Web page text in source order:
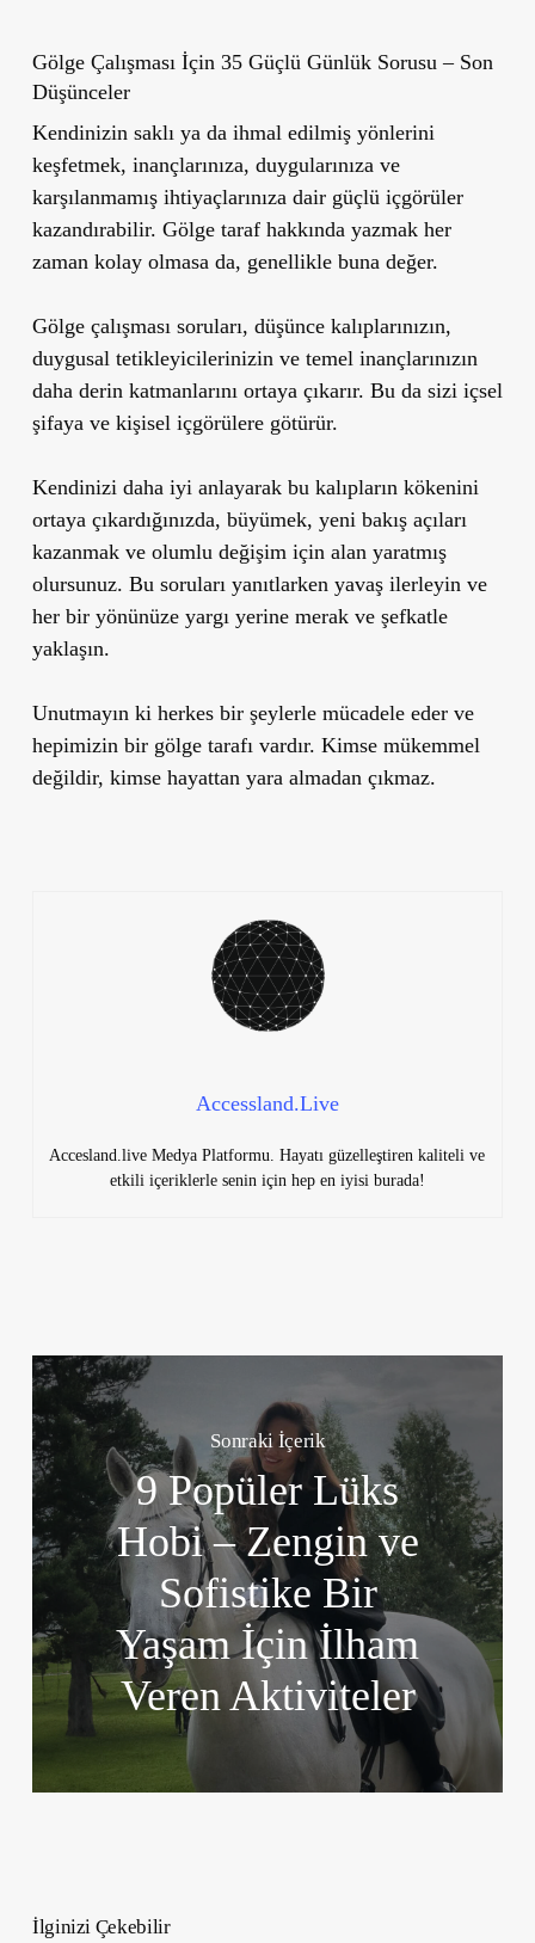
Gölge Çalışması İçin 35 Güçlü Günlük Sorusu – Son
Düşünceler
Kendinizin saklı ya da ihmal edilmiş yönlerini
keşfetmek, inançlarınıza, duygularınıza ve
karşılanmamış ihtiyaçlarınıza dair güçlü içgörüler
kazandırabilir. Gölge taraf hakkında yazmak her
zaman kolay olmasa da, genellikle buna değer.
Gölge çalışması soruları, düşünce kalıplarınızın,
duygusal tetikleyicilerinizin ve temel inançlarınızın
daha derin katmanlarını ortaya çıkarır. Bu da sizi içsel
şifaya ve kişisel içgörülere götürür.
Kendinizi daha iyi anlayarak bu kalıpların kökenini
ortaya çıkardığınızda, büyümek, yeni bakış açıları
kazanmak ve olumlu değişim için alan yaratmış
olursunuz. Bu soruları yanıtlarken yavaş ilerleyin ve
her bir yönünüze yargı yerine merak ve şefkatle
yaklaşın.
Unutmayın ki herkes bir şeylerle mücadele eder ve
hepimizin bir gölge tarafı vardır. Kimse mükemmel
değildir, kimse hayattan yara almadan çıkmaz.
Accessland.Live
Accesland.live Medya Platformu. Hayatı güzelleştiren kaliteli ve
etkili içeriklerle senin için hep en iyisi burada!
Sonraki İçerik
9 Popüler Lüks
Hobi – Zengin ve
Sofistike Bir
Yaşam İçin İlham
Veren Aktiviteler
İlginizi Çekebilir